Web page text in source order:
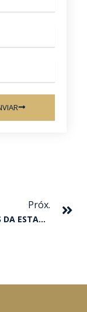
Próx.
CAMPEÕES DA ESTATÍSTICAS 2018 SÃO HOMENAGEADOS NO JCS